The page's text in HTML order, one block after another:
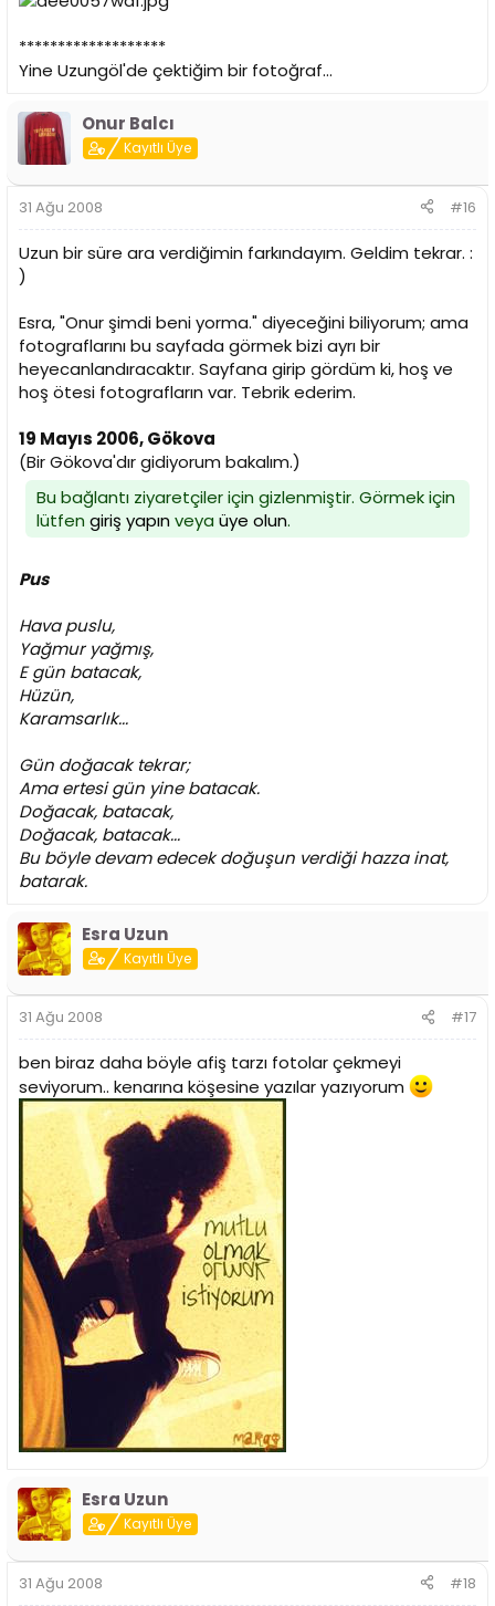
*******************
Yine Uzungöl'de çektiğim bir fotoğraf...
Onur Balcı
Kayıtlı Üye
31 Ağu 2008 #16
Uzun bir süre ara verdiğimin farkındayım. Geldim tekrar. :
)
Esra, "Onur şimdi beni yorma." diyeceğini biliyorum; ama
fotograflarını bu sayfada görmek bizi ayrı bir
heyecanlandıracaktır. Sayfana girip gördüm ki, hoş ve
hoş ötesi fotografların var. Tebrik ederim.
19 Mayıs 2006, Gökova
(Bir Gökova'dır gidiyorum bakalım.)
Bu bağlantı ziyaretçiler için gizlenmiştir. Görmek için
lütfen giriş yapınveya üye olun.
Pus
Hava puslu,
Yağmur yağmış,
E gün batacak,
Hüzün,
Karamsarlık...
Gün doğacak tekrar;
Ama ertesi gün yine batacak.
Doğacak, batacak,
Doğacak, batacak...
Bu böyle devam edecek doğuşun verdiği hazza inat,
batarak.
Esra Uzun
Kayıtlı Üye
31 Ağu 2008 #17
ben biraz daha böyle afiş tarzı fotolar çekmeyi
seviyorum.. kenarına köşesine yazılar yazıyorum
Esra Uzun
Kayıtlı Üye
31 Ağu 2008 #18